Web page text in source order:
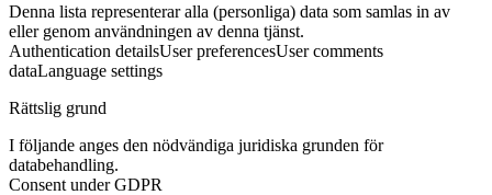
Denna lista representerar alla (personliga) data som samlas in av
eller genom användningen av denna tjänst.
Authentication detailsUser preferencesUser comments
dataLanguage settings
Rättslig grund
I följande anges den nödvändiga juridiska grunden för
databehandling.
Consent under GDPR